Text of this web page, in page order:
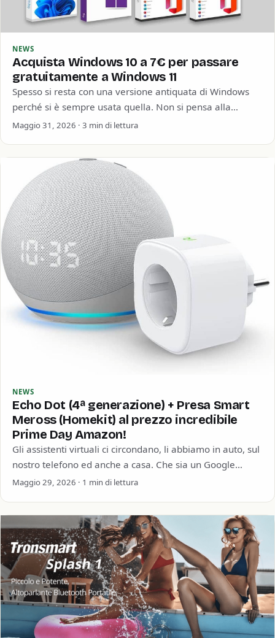
NEWS
Acquista Windows 10 a 7€ per passare
gratuitamente a Windows 11
Spesso si resta con una versione antiquata di Windows
perché si è sempre usata quella. Non si pensa alla
sicurezza informatica o…
Maggio 31, 2026 · 3 min di lettura
NEWS
Echo Dot (4ª generazione) + Presa Smart
Meross (Homekit) al prezzo incredibile
Prime Day Amazon!
Gli assistenti virtuali ci circondano, li abbiamo in auto, sul
nostro telefono ed anche a casa. Che sia un Google
Home, un…
Maggio 29, 2026 · 1 min di lettura